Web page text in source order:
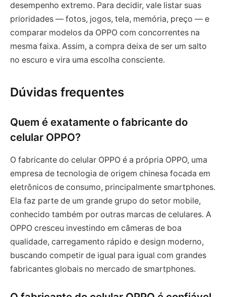
desempenho extremo. Para decidir, vale listar suas
prioridades — fotos, jogos, tela, memória, preço — e
comparar modelos da OPPO com concorrentes na
mesma faixa. Assim, a compra deixa de ser um salto
no escuro e vira uma escolha consciente.
Dúvidas frequentes
Quem é exatamente o fabricante do
celular OPPO?
O fabricante do celular OPPO é a própria OPPO, uma
empresa de tecnologia de origem chinesa focada em
eletrônicos de consumo, principalmente smartphones.
Ela faz parte de um grande grupo do setor mobile,
conhecido também por outras marcas de celulares. A
OPPO cresceu investindo em câmeras de boa
qualidade, carregamento rápido e design moderno,
buscando competir de igual para igual com grandes
fabricantes globais no mercado de smartphones.